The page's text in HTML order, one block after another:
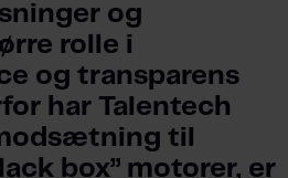
og
rolle i
og transparens
har Talentech
til
box” motorer, er